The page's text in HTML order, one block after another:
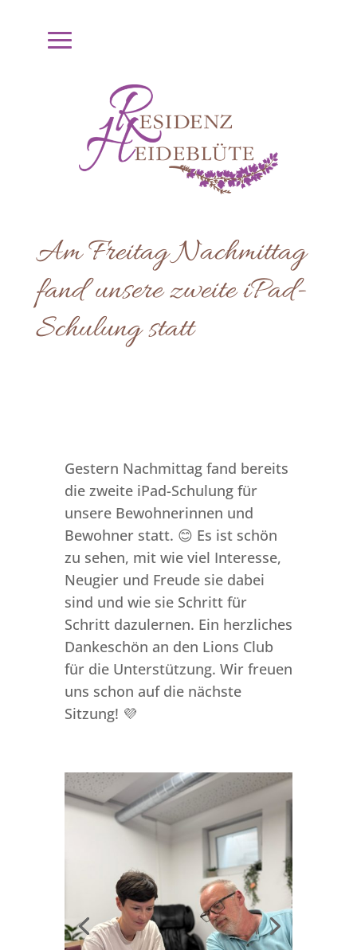
Am Freitag Nachmittag
fand unsere zweite iPad-
Schulung statt
Gestern Nachmittag fand bereits
die zweite iPad-Schulung für
unsere Bewohnerinnen und
Bewohner statt. 😊 Es ist schön
zu sehen, mit wie viel Interesse,
Neugier und Freude sie dabei
sind und wie sie Schritt für
Schritt dazulernen. Ein herzliches
Dankeschön an den Lions Club
für die Unterstützung. Wir freuen
uns schon auf die nächste
Sitzung! 💜